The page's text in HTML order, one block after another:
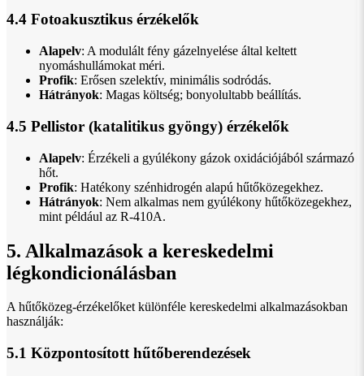
4.4 Fotoakusztikus érzékelők
Alapelv: A modulált fény gázelnyelése által keltett
nyomáshullámokat méri.
Profik: Erősen szelektív, minimális sodródás.
Hátrányok: Magas költség; bonyolultabb beállítás.
4.5 Pellistor (katalitikus gyöngy) érzékelők
Alapelv: Érzékeli a gyúlékony gázok oxidációjából származó
hőt.
Profik: Hatékony szénhidrogén alapú hűtőközegekhez.
Hátrányok: Nem alkalmas nem gyúlékony hűtőközegekhez,
mint például az R-410A.
5. Alkalmazások a kereskedelmi
légkondicionálásban
A hűtőközeg-érzékelőket különféle kereskedelmi alkalmazásokban
használják:
5.1 Központosított hűtőberendezések